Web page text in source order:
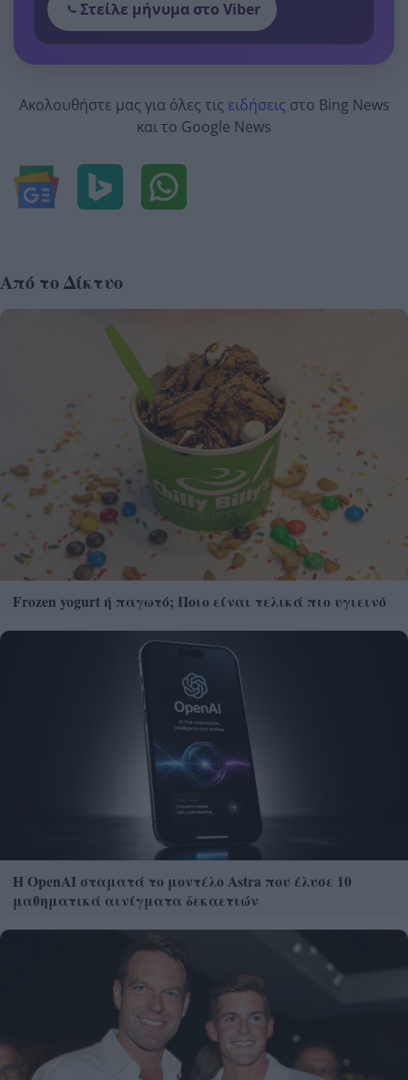
Στείλε μήνυμα στο Viber
Ακολουθήστε μας για όλες τις ειδήσεις στο Bing News
και το Google News
Από το Δίκτυο
Frozen yogurt ή παγωτό; Ποιο είναι τελικά πιο υγιεινό
Η OpenAI σταματά το μοντέλο Astra που έλυσε 10
μαθηματικά αινίγματα δεκαετιών